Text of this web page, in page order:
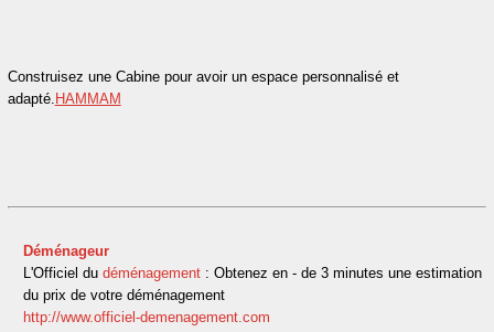
Construisez une Cabine pour avoir un espace personnalisé et
adapté. HAMMAM
Déménageur
L'Officiel du déménagement: Obtenez en - de 3 minutes une estimation
du prix de votre déménagement
http://www.officiel-demenagement.com